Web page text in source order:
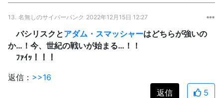
13. 名無しのサイバーパンク 2022年12月15日 12:27
バシリスクとアダム・スマッシャーはどちらが強いの
か…！今、世紀の戦いが始まる…！！
ﾌｧｲｯ！！！
返信： >>16
返信
5